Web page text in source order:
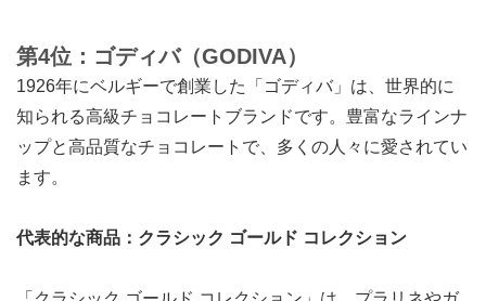
第4位：ゴディバ（GODIVA）
1926年にベルギーで創業した「ゴディバ」は、世界的に
知られる高級チョコレートブランドです。豊富なラインナ
ップと高品質なチョコレートで、多くの人々に愛されてい
ます。
代表的な商品：クラシック ゴールド コレクション